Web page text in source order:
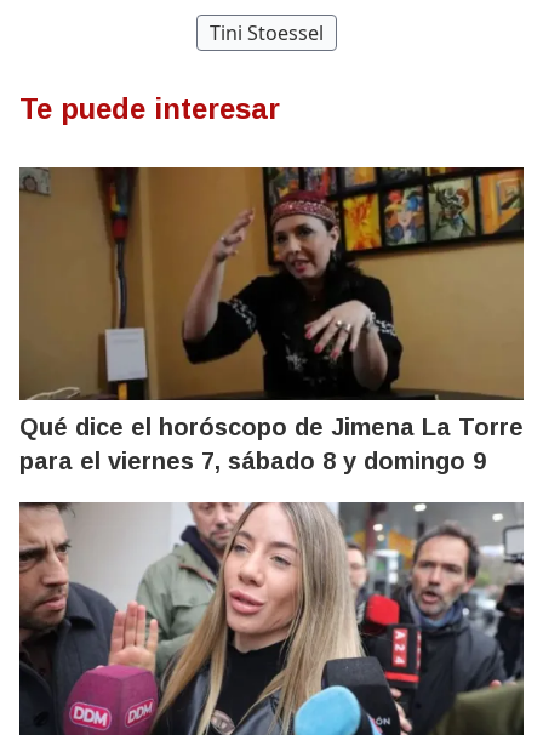
Tini Stoessel
Te puede interesar
Qué dice el horóscopo de Jimena La Torre
para el viernes 7, sábado 8 y domingo 9